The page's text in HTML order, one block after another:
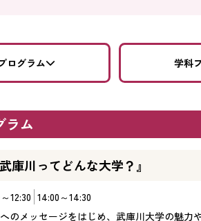
ログラム 学科
ラム
庫川ってどんな大学？』
12:30 14:00～14:30
のメッセージをはじめ、武庫川大学の魅